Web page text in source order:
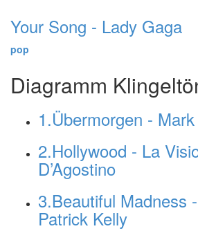
Your Song - Lady Gaga
pop
Diagramm
1.Übermorgen -
2.Hollywood - La
D’Agostino
3.Beautiful Madness
Patrick Kelly